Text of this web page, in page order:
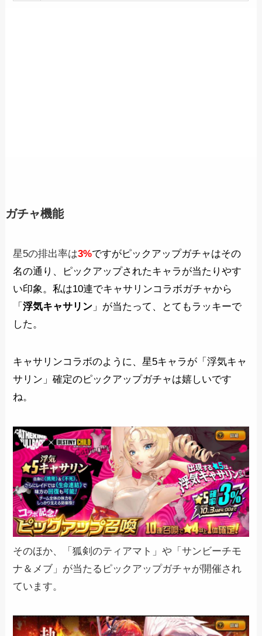
ガチャ機能
星5の排出率は3%ですがピックアップガチャはその
名の通り、ピックアップされたキャラが当たりやす
い印象。私は10連でキャサリンコラボガチャから
「浮気キャサリン 」が当たって、とてもラッキーで
した。
キャサリンコラボのように、星5キャラが「浮気キャ
サリン」確定のピックアップガチャは嬉しいです
ね。
そのほか、「狐剣のティアマト」や「サンビーチモ
ナ＆メブ」が当たるピックアップガチャが開催され
ています。